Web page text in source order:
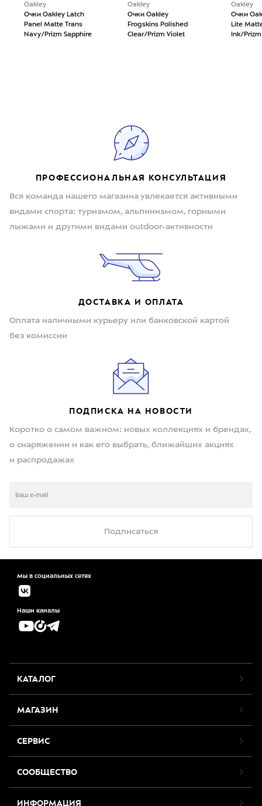
Oakley
Очки Oakley Latch
Panel Matte Trans
Navy/Prizm Sapphire
Oakley
Очки Oakley
Frogskins Polished
Clear/Prizm Violet
Oakley
Очки
Lite
Ink/
ПРОФЕССИОНАЛЬНАЯ КОНСУЛЬТАЦИЯ
Вся команда нашего магазина увлекается активными
видами спорта: туризмом, альпинизмом, горными
лыжами и другими видами outdoor-активности
ДОСТАВКА И ОПЛАТА
Оплата наличными курьеру или банковской картой
без комиссии
ПОДПИСКА НА НОВОСТИ
Коротко о самом важном: новых коллекциях и брендах,
о снаряжении и как его выбрать, ближайших акциях
и распродажах
Подписаться
Мы в социальных сетях
Наши каналы
КАТАЛОГ
МАГАЗИН
СЕРВИС
СООБЩЕСТВО
ИНФОРМАЦИЯ